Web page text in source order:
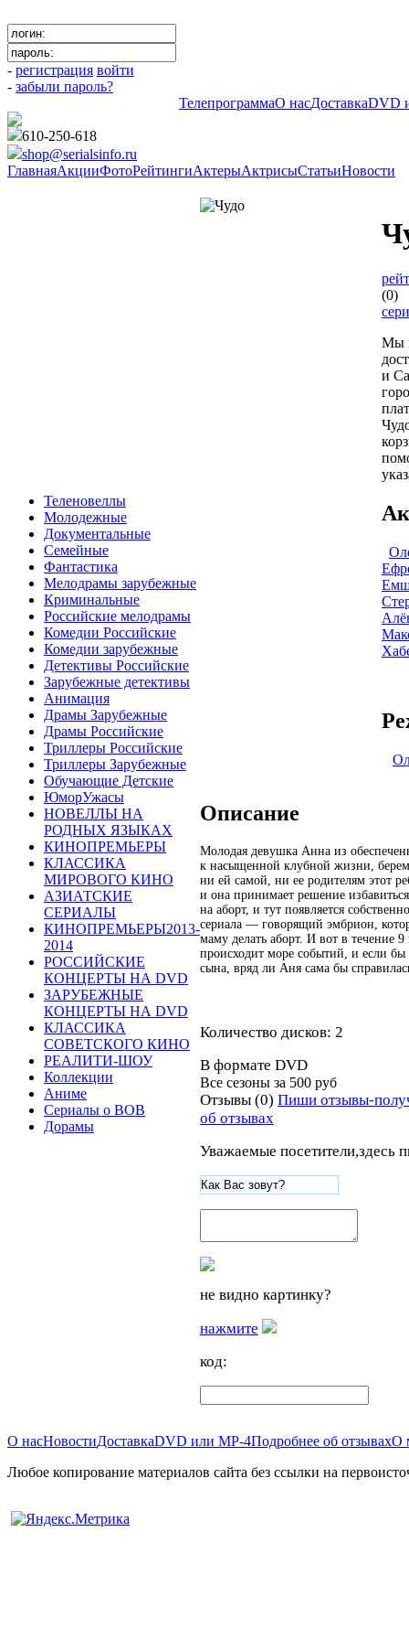
- регистрация войти
- забыли пароль?
ТелепрограммаО насДоставкаDVD
610-250-618
shop@serialsinfo.ru
ГлавнаяАкцииФотоРейтингиАктерыАктрисыСтатьиНовости
Теленовеллы
Молодежные
Документальные
Семейные
Фантастика
Мелодрамы зарубежные
Криминальные
Российские мелодрамы
Комедии Российские
Комедии зарубежные
Детективы Российские
Зарубежные детективы
Анимация
Драмы Зарубежные
Драмы Российские
Триллеры Российские
Триллеры Зарубежные
Обучающие Детские
ЮморУжасы
НОВЕЛЛЫ НА
РОДНЫХ ЯЗЫКАХ
КИНОПРЕМЬЕРЫ
КЛАССИКА
МИРОВОГО КИНО
АЗИАТСКИЕ
СЕРИАЛЫ
КИНОПРЕМЬЕРЫ2013-
2014
РОССИЙСКИЕ
КОНЦЕРТЫ НА DVD
ЗАРУБЕЖНЫЕ
КОНЦЕРТЫ НА DVD
КЛАССИКА
СОВЕТСКОГО КИНО
РЕАЛИТИ-ШОУ
Коллекции
Аниме
Сериалы о ВОВ
Дорамы
(0)
Мы
и
Описание
Молодая девушка Анна из
к насыщенной клубной жизни,
ни ей самой, ни ее родителям этот
и она принимает решение
на аборт, и тут появляется
сериала — говорящий эмбрион,
маму делать аборт. И вот в течение
происходит море событий, и если бы
сына, вряд ли Аня сама бы
Количество дисков: 2
В формате DVD
Все сезоны за 500 руб
Отзывы (0) Пиши отзывы-
об отзывах
Уважаемые посетители,здесь
не видно картинку?
нажмите
код:
О насНовостиДоставкаDVD или MP-4Подробнее об отзывахО
Любое копирование материалов сайта без ссылки на